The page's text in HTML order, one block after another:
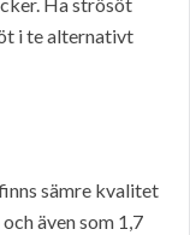
i te alternativt
sämre kvalitet
även som 1,7